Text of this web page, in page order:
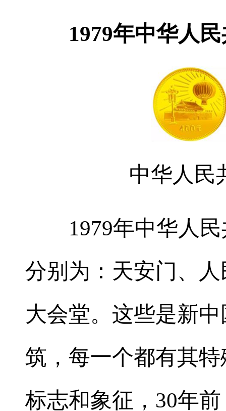
1979年中华人民
中华人民
1979年中华人民
分别为：天安门、
大会堂。这些是新
筑，每一个都有其
标志和象征，30年